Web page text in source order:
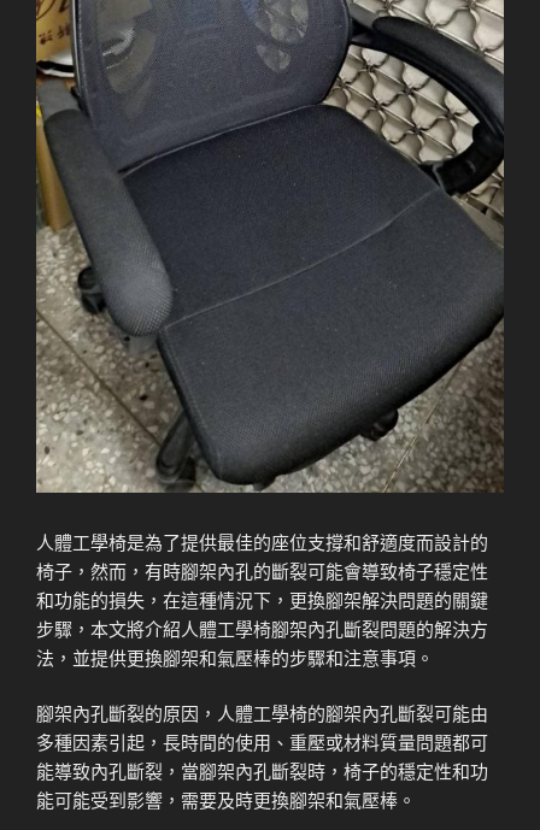
人體工學椅是為了提供最佳的座位支撐和舒適度而設計的
椅子，然而，有時腳架內孔的斷裂可能會導致椅子穩定性
和功能的損失，在這種情況下，更換腳架解決問題的關鍵
步驟，本文將介紹人體工學椅腳架內孔斷裂問題的解決方
法，並提供更換腳架和氣壓棒的步驟和注意事項。
腳架內孔斷裂的原因，人體工學椅的腳架內孔斷裂可能由
多種因素引起，長時間的使用、重壓或材料質量問題都可
能導致內孔斷裂，當腳架內孔斷裂時，椅子的穩定性和功
能可能受到影響，需要及時更換腳架和氣壓棒。